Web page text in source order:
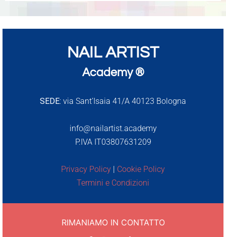
NAIL ARTIST
Academy ®
SEDE: via Sant’Isaia 41/A 40123 Bologna
info@nailartist.academy
P.IVA IT03807631209
Privacy Policy
Cookie Policy
Termini e Condizioni
RIMANIAMO IN CONTATTO